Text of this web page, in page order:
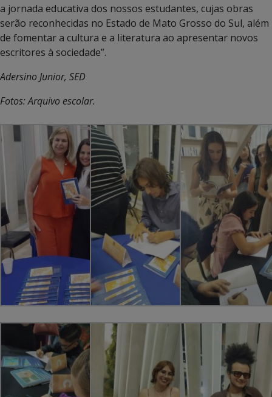
a jornada educativa dos nossos estudantes, cujas obras
serão reconhecidas no Estado de Mato Grosso do Sul, além
de fomentar a cultura e a literatura ao apresentar novos
escritores à sociedade”.
Adersino Junior, SED
Fotos: Arquivo escolar.